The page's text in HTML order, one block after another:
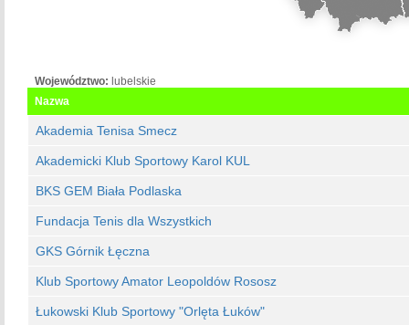
Województwo: lubelskie
Nazwa
Akademia Tenisa Smecz
Akademicki Klub Sportowy Karol KUL
BKS GEM Biała Podlaska
Fundacja Tenis dla Wszystkich
GKS Górnik Łęczna
Klub Sportowy Amator Leopoldów Rososz
Łukowski Klub Sportowy "Orlęta Łuków"